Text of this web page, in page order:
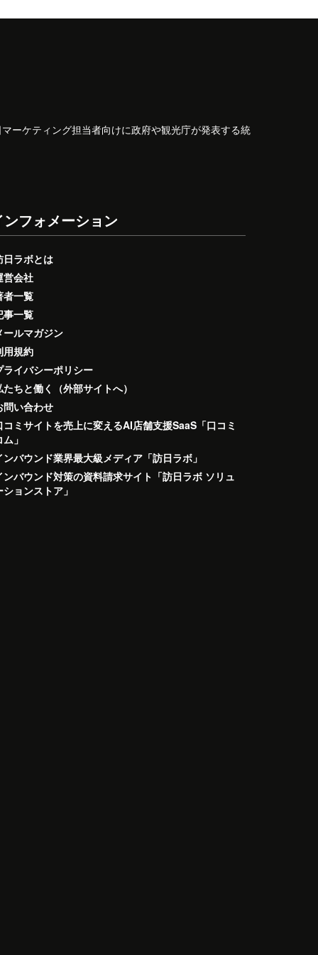
ーケティング担当者向けに政府や観光庁が発表する統
ンフォメーション
日ラボとは
営会社
者一覧
事一覧
ールマガジン
用規約
ライバシーポリシー
たちと働く（外部サイトへ）
問い合わせ
コミサイトを売上に変えるAI店舗支援SaaS「口コミ
ム」
ンバウンド業界最大級メディア「訪日ラボ」
ンバウンド対策の資料請求サイト「訪日ラボ ソリュ
ションストア」